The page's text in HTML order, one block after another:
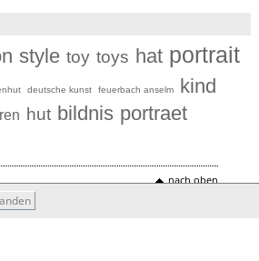
style toy toys hat portrait
deutsche kunst feuerbach anselm kind
hut bildnis portraet
nach oben